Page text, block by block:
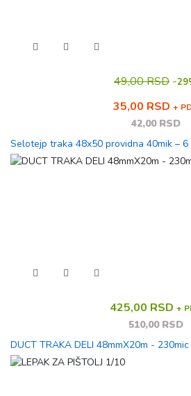
49,00 RSD -
35,00 RSD +
42,00 RSD
Selotejp traka 48x50 providna 40mik –
425,00 RSD +
510,00 RSD
DUCT TRAKA DELI 48mmX20m -